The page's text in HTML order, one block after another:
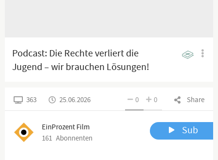
Podcast: Die Rechte verliert die
Jugend – wir brauchen Lösungen!
Share
0 0
363 25.06.2026
EinProzent Film
161 Abonnenten
Sub